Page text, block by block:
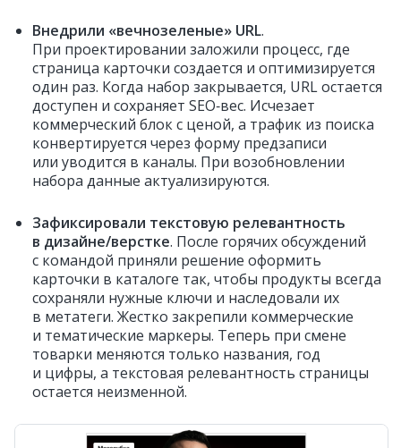
Внедрили «вечнозеленые» URL.
При проектировании заложили процесс, где
страница карточки создается и оптимизируется
один раз. Когда набор закрывается, URL остается
доступен и сохраняет SEO‑вес. Исчезает
коммерческий блок с ценой, а трафик из поиска
конвертируется через форму предзаписи
или уводится в каналы. При возобновлении
набора данные актуализируются.
Зафиксировали текстовую релевантность
в дизайне/верстке. После горячих обсуждений
с командой приняли решение оформить
карточки в каталоге так, чтобы продукты всегда
сохраняли нужные ключи и наследовали их
в метатеги. Жестко закрепили коммерческие
и тематические маркеры. Теперь при смене
товарки меняются только названия, год
и цифры, а текстовая релевантность страницы
остается неизменной.